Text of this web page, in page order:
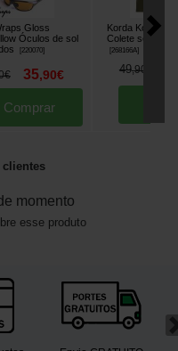
Gloss
Óculos de sol
220070]
€ 35,90€
Comprar
Korda Kore
Colete sem
268166A]
49,90
clientes
momento
esse produto